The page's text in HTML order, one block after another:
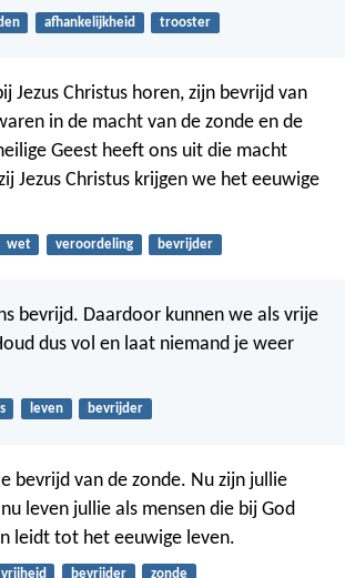
afhankelijkheid trooster
Jezus Christus horen, zijn bevrijd van
in de macht van de zonde en de
Geest heeft ons uit die macht
Jezus Christus krijgen we het eeuwige
wet veroordeling bevrijder
bevrijd. Daardoor kunnen we als vrije
dus vol en laat niemand je weer
leven bevrijder
bevrijd van de zonde. Nu zijn jullie
leven jullie als mensen die bij God
leidt tot het eeuwige leven.
vrijheid bevrijder zonde